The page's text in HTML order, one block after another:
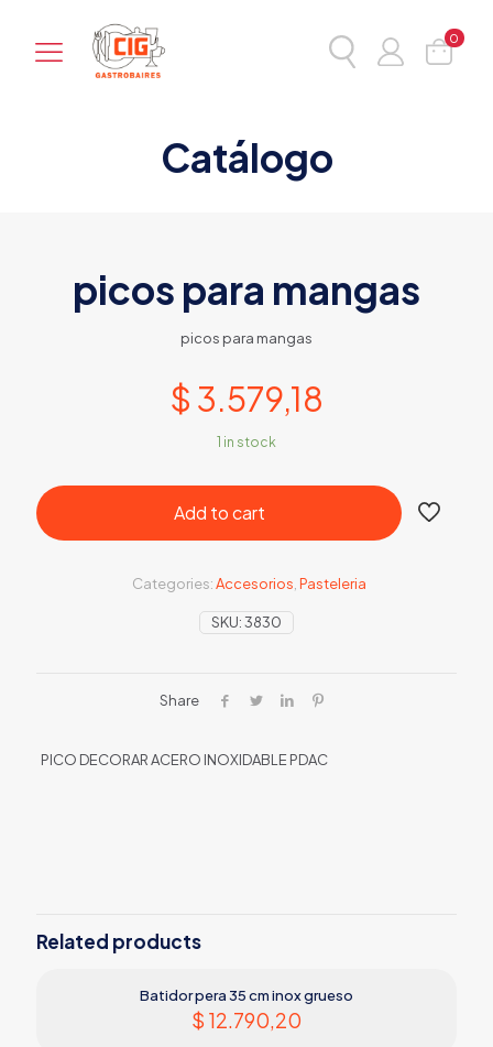
0
Catálogo
picos para mangas
picos para mangas
$ 3.579,18
1 in stock
Add to cart
SKU:3830
Categories:Accesorios Pasteleria
Share
PICO DECORAR ACERO INOXIDABLE PDAC
Related products
Batidor pera 35 cm inox grueso
$ 12.790,20